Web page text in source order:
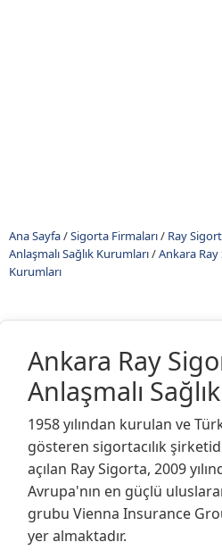
Ana Sayfa/Sigorta Firmaları/ Ray
Anlaşmalı Sağlık Kurumları/Ankara Ray
Kurumları
Ankara Ray
Anlaşmalı
1958 yılından kurulan ve
gösteren sigortacılık
açılan Ray Sigorta, 2009
Avrupa'nın en güçlü
grubu Vienna Insurance
yer almaktadır.